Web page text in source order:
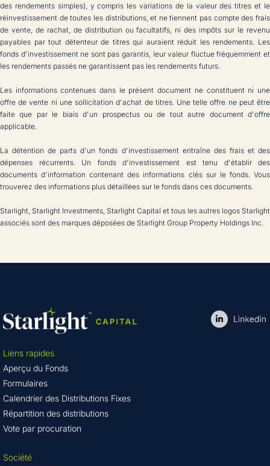
des rendements simples), y compris les variations de la valeur des titres et le
réinvestissement de toutes les distributions, et ne tiennent pas compte des frais
de vente, de rachat, de distribution ou facultatifs, ni des impôts sur le revenu
payables par tout détenteur de titres qui auraient réduit les rendements. Les
fonds d'investissement ne sont pas garantis, leur valeur fluctue fréquemment et
les rendements passés ne garantissent pas les rendements futurs.
Les informations contenues dans le présent document ne constituent ni une
offre de vente ni une sollicitation d'achat de titres. Une telle offre ne peut être
faite que par le biais d'un prospectus ou de tout autre document d'offre
applicable.
La détention de parts d'un fonds d'investissement entraîne des frais et des
dépenses récurrents. Un fonds d'investissement est tenu d'établir des
documents d'information contenant des informations clés sur le fonds. Vous
trouverez des informations plus détaillées sur le fonds dans ces documents.
Starlight, Starlight Investments, Starlight Capital et tous les autres logos Starlight
associés sont des marques déposées de Starlight Group Property Holdings Inc.
Liens rapides
Aperçu du Fonds
Formulaires
Calendrier des Distributions Fixes
Répartition des distributions
Vote par procuration
Société